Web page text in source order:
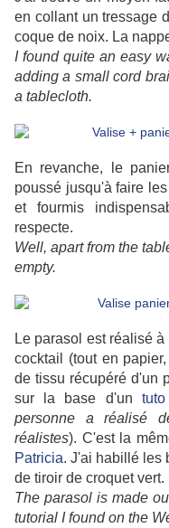
en collant un tressage
coque de noix. La
I found quite an easy
adding a small cord
a tablecloth.
En revanche, le
poussé jusqu'à faire
et fourmis
respecte.
Well, apart from the
empty.
Le parasol est réalisé
cocktail (tout en
de tissu récupéré d'un
sur la base d'un
personne a réalisé
réalistes). C'est la
Patricia. J'ai habillé les
de tiroir de croquet
The parasol is made
tutorial I found on the